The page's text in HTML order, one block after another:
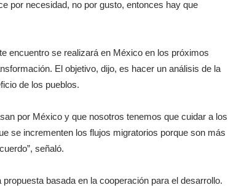
por necesidad, no por gusto, entonces hay que
encuentro se realizará en México en los próximos
El objetivo, dijo, es hacer un análisis de la
de los pueblos.
por México y que nosotros tenemos que cuidar a los
se incrementen los flujos migratorios porque son más
señaló.
basada en la cooperación para el desarrollo.